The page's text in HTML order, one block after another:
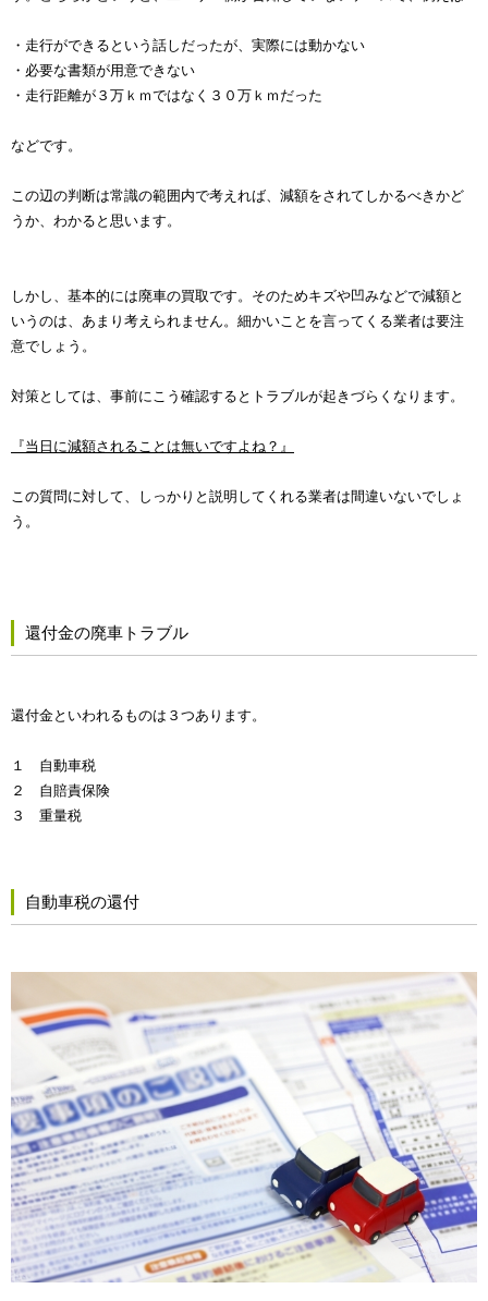
・走行ができるという話しだったが、実際には動かない
・必要な書類が用意できない
・走行距離が３万ｋｍではなく３０万ｋｍだった
などです。
この辺の判断は常識の範囲内で考えれば、減額をされてしかるべきかど
うか、わかると思います。
しかし、基本的には廃車の買取です。そのためキズや凹みなどで減額と
いうのは、あまり考えられません。細かいことを言ってくる業者は要注
意でしょう。
対策としては、事前にこう確認するとトラブルが起きづらくなります。
『当日に減額されることは無いですよね？』
この質問に対して、しっかりと説明してくれる業者は間違いないでしょ
う。
還付金の廃車トラブル
還付金といわれるものは３つあります。
１ 自動車税
２ 自賠責保険
３ 重量税
自動車税の還付